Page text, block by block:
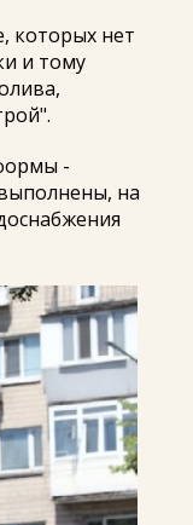
которых нет
и тому
-
на